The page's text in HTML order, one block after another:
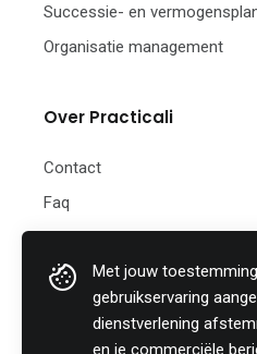
Met jouw
gebruikservaring
dienstverlening
en je commerciële
Successie- en
Organisatie management
Over Practicali
Contact
Faq
Nieuwsbrief
Practicali bv
Hof te Perremans 16